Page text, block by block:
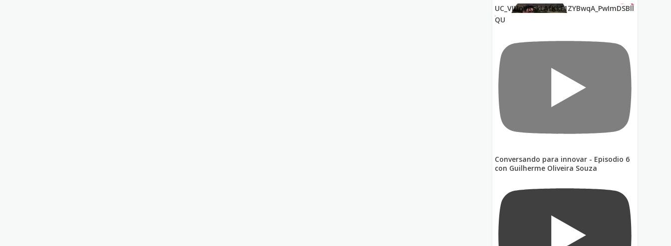
UC_VIUnVRSkLAfKkF1ZYBwqA_PwImDSBll
QU
Conversando para innovar - Episodio 6
con Guilherme Oliveira Souza